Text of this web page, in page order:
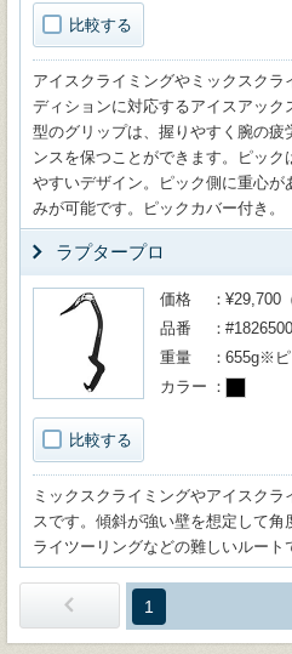
比較する
アイスクライミングやミックスク
ディションに対応するアイスアッ
型のグリップは、握りやすく腕の
ンスを保つことができます。ピック
やすいデザイン。ピック側に重心
みが可能です。ピックカバー付き。
ラプタープロ
比較する
価格
¥29,700
品番
#1826500
重量
655g※ピ
カラー
ミックスクライミングやアイスク
スです。傾斜が強い壁を想定して
ライツーリングなどの難しいルート
1